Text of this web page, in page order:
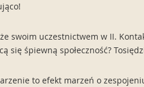
swoim uczestnictwem w II.
się śpiewną społeczność?
to efekt marzeń o